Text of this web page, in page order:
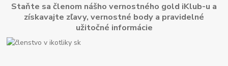
Staňte sa členom nášho vernostného gold iKlub-u a
získavajte zľavy, vernostné body a pravidelné
užitočné informácie